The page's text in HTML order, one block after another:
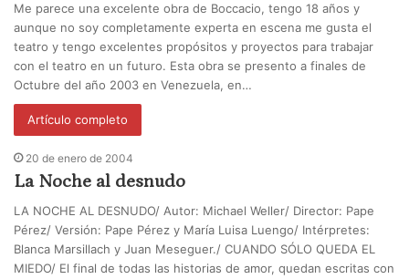
Me parece una excelente obra de Boccacio, tengo 18 años y
aunque no soy completamente experta en escena me gusta el
teatro y tengo excelentes propósitos y proyectos para trabajar
con el teatro en un futuro. Esta obra se presento a finales de
Octubre del año 2003 en Venezuela, en…
Artículo completo
20 de enero de 2004
La Noche al desnudo
LA NOCHE AL DESNUDO/ Autor: Michael Weller/ Director: Pape
Pérez/ Versión: Pape Pérez y María Luisa Luengo/ Intérpretes:
Blanca Marsillach y Juan Meseguer./ CUANDO SÓLO QUEDA EL
MIEDO/ El final de todas las historias de amor, quedan escritas con